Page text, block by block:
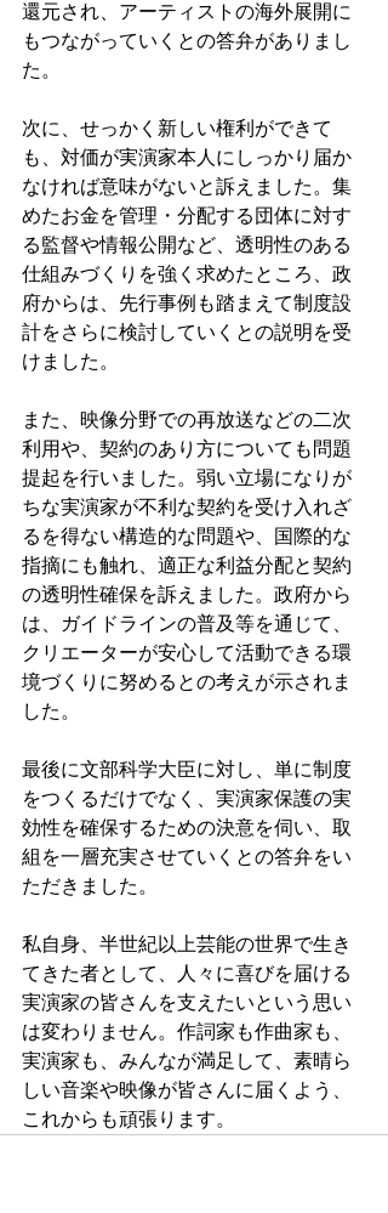
還元され、アーティストの海外展開に
もつながっていくとの答弁がありまし
た。
次に、せっかく新しい権利ができて
も、対価が実演家本人にしっかり届か
なければ意味がないと訴えました。集
めたお金を管理・分配する団体に対す
る監督や情報公開など、透明性のある
仕組みづくりを強く求めたところ、政
府からは、先行事例も踏まえて制度設
計をさらに検討していくとの説明を受
けました。
また、映像分野での再放送などの二次
利用や、契約のあり方についても問題
提起を行いました。弱い立場になりが
ちな実演家が不利な契約を受け入れざ
るを得ない構造的な問題や、国際的な
指摘にも触れ、適正な利益分配と契約
の透明性確保を訴えました。政府から
は、ガイドラインの普及等を通じて、
クリエーターが安心して活動できる環
境づくりに努めるとの考えが示されま
した。
最後に文部科学大臣に対し、単に制度
をつくるだけでなく、実演家保護の実
効性を確保するための決意を伺い、取
組を一層充実させていくとの答弁をい
ただきました。
私自身、半世紀以上芸能の世界で生き
てきた者として、人々に喜びを届ける
実演家の皆さんを支えたいという思い
は変わりません。作詞家も作曲家も、
実演家も、みんなが満足して、素晴ら
しい音楽や映像が皆さんに届くよう、
これからも頑張ります。